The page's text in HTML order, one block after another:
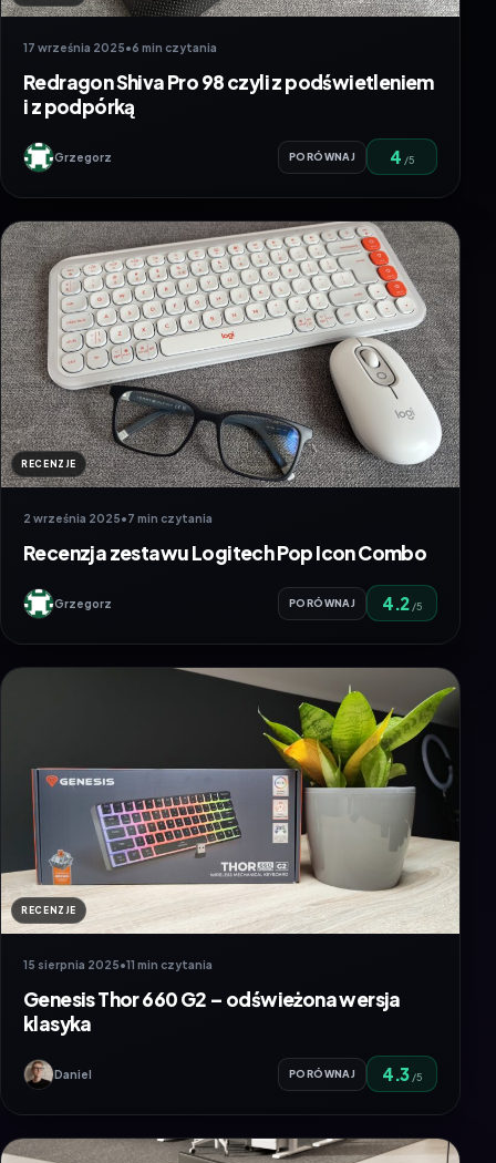
17 września 2025•6 min czytania
Redragon Shiva Pro 98 czyli z podświetleniem
i z podpórką
Grzegorz PORÓWNAJ 4 /5
RECENZJE
2 września 2025•7 min czytania
Recenzja zestawu Logitech Pop Icon Combo
Grzegorz PORÓWNAJ 4.2 /5
RECENZJE
15 sierpnia 2025•11 min czytania
Genesis Thor 660 G2 – odświeżona wersja
klasyka
Daniel PORÓWNAJ 4.3 /5